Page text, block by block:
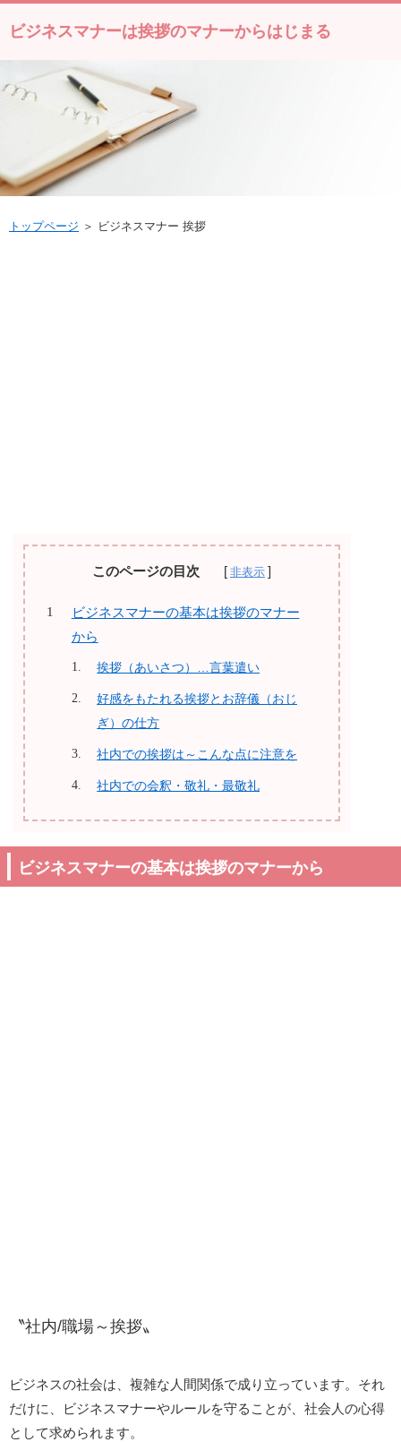
ビジネスマナーは挨拶のマナーからはじまる
トップページ ＞ ビジネスマナー 挨拶
このページの目次
ビジネスマナーの基本は挨拶のマナー
から
挨拶（あいさつ）…言葉遣い
好感をもたれる挨拶とお辞儀（おじ
ぎ）の仕方
社内での挨拶は～こんな点に注意を
社内での会釈・敬礼・最敬礼
ビジネスマナーの基本は挨拶のマナーから
〝社内/職場～挨拶〟
ビジネスの社会は、複雑な人間関係で成り立っています。それ
だけに、ビジネスマナーやルールを守ることが、社会人の心得
として求められます。